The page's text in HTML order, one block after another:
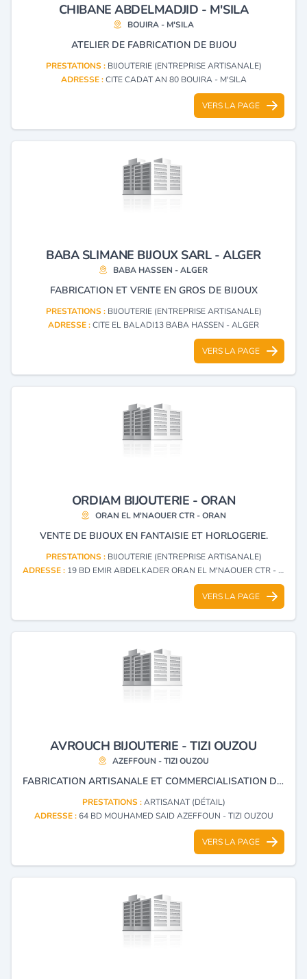
CHIBANE ABDELMADJID - M'SILA
BOUIRA - M'SILA
ATELIER DE FABRICATION DE BIJOU
PRESTATIONS : BIJOUTERIE (ENTREPRISE ARTISANALE)
ADRESSE :CITE CADAT AN 80 BOUIRA - M'SILA
VERS LA PAGE
BABA SLIMANE BIJOUX SARL - ALGER
BABA HASSEN - ALGER
FABRICATION ET VENTE EN GROS DE BIJOUX
PRESTATIONS : BIJOUTERIE (ENTREPRISE ARTISANALE)
ADRESSE :CITE EL BALADI13 BABA HASSEN - ALGER
VERS LA PAGE
ORDIAM BIJOUTERIE - ORAN
ORAN EL M'NAOUER CTR - ORAN
VENTE DE BIJOUX EN FANTAISIE ET HORLOGERIE.
PRESTATIONS : BIJOUTERIE (ENTREPRISE ARTISANALE)
ADRESSE : 19 BD EMIR ABDELKADER ORAN EL M'NAOUER CTR - ORAN
VERS LA PAGE
AVROUCH BIJOUTERIE - TIZI OUZOU
AZEFFOUN - TIZI OUZOU
FABRICATION ARTISANALE ET COMMERCIALISATION DE BIJOUX EN ARGENT.
PRESTATIONS :ARTISANAT (DÉTAIL)
ADRESSE :64 BD MOUHAMED SAID AZEFFOUN - TIZI OUZOU
VERS LA PAGE